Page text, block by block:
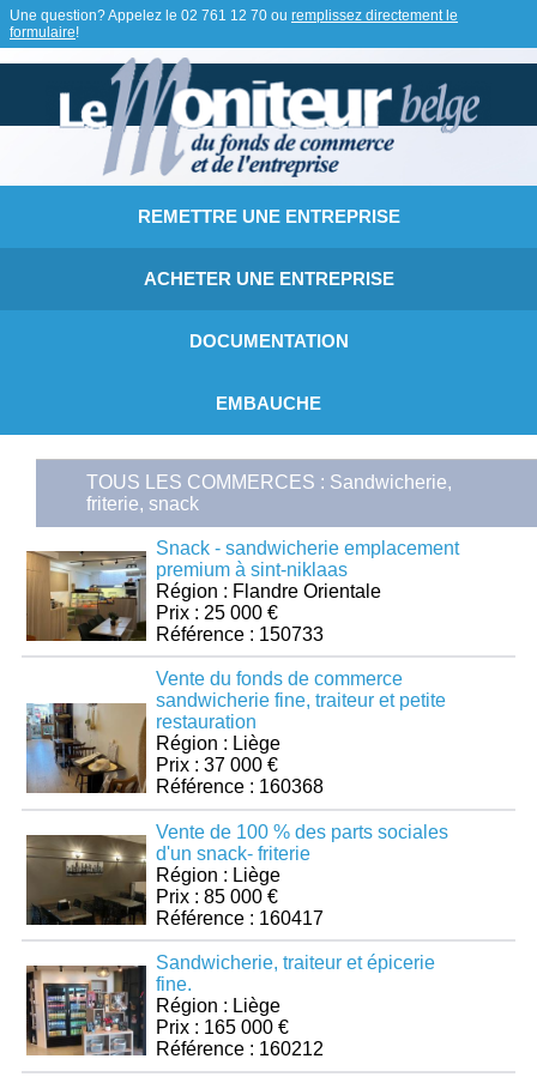
Une question? Appelez le 02 761 12 70 ou remplissez directement le
formulaire!
REMETTRE UNE ENTREPRISE
ACHETER UNE ENTREPRISE
DOCUMENTATION
EMBAUCHE
TOUS LES COMMERCES : Sandwicherie,
friterie, snack
Snack - sandwicherie emplacement
premium à sint-niklaas
Région : Flandre Orientale
Prix : 25 000 €
Référence : 150733
Vente du fonds de commerce
sandwicherie fine, traiteur et petite
restauration
Région : Liège
Prix : 37 000 €
Référence : 160368
Vente de 100 % des parts sociales
d'un snack- friterie
Région : Liège
Prix : 85 000 €
Référence : 160417
Sandwicherie, traiteur et épicerie
fine.
Région : Liège
Prix : 165 000 €
Référence : 160212